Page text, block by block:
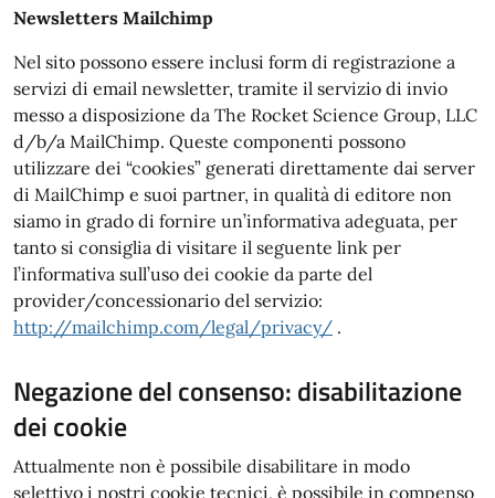
Newsletters Mailchimp
Nel sito possono essere inclusi form di registrazione a
servizi di email newsletter, tramite il servizio di invio
messo a disposizione da The Rocket Science Group, LLC
d/b/a MailChimp. Queste componenti possono
utilizzare dei “cookies” generati direttamente dai server
di MailChimp e suoi partner, in qualità di editore non
siamo in grado di fornire un’informativa adeguata, per
tanto si consiglia di visitare il seguente link per
l’informativa sull’uso dei cookie da parte del
provider/concessionario del servizio:
http://mailchimp.com/legal/privacy/​ .
Negazione del consenso: disabilitazione
dei cookie
Attualmente non è possibile disabilitare in modo
selettivo i nostri cookie tecnici, è possibile in compenso